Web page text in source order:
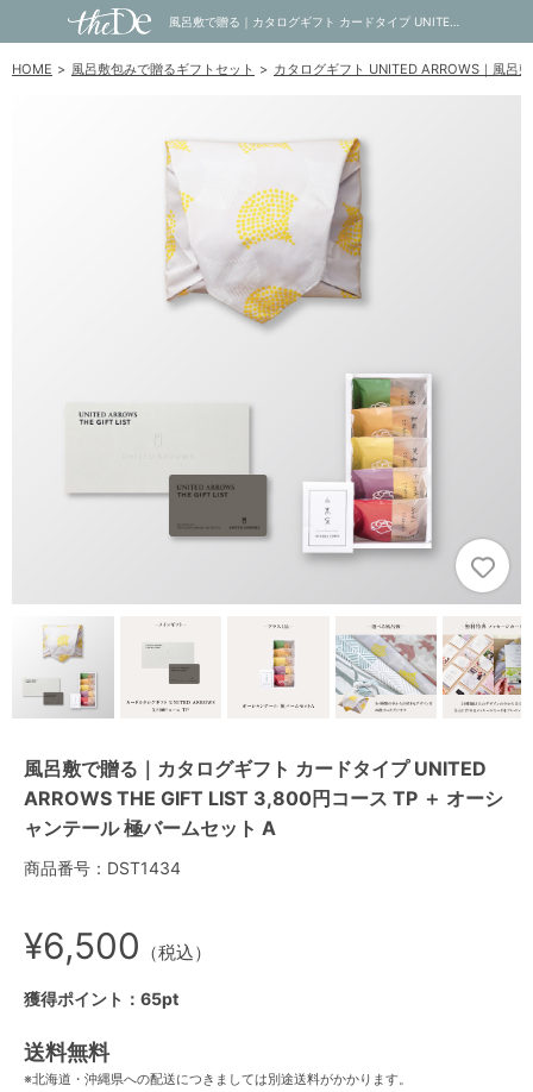
HOME 風呂敷包みで贈るギフトセット カタログギフト UNITED ARROWS｜風呂
風呂敷で贈る｜カタログギフト カードタイプ UNITED
ARROWS THE GIFT LIST 3,800円コース TP ＋ オーシ
ャンテール 極バームセット A
商品番号：DST1434
¥6,500 （税込）
獲得ポイント：65pt
送料無料
※北海道・沖縄県への配送につきましては別途送料がかかります。